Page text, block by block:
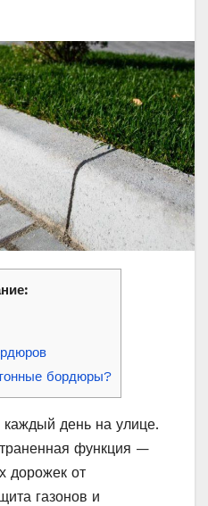
бордюры?
день на улице.
функция —
дорожек от
газонов и